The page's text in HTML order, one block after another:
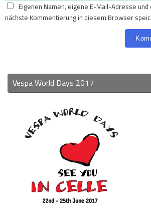
Eigenen Namen, eigene E-Mail-Adresse
nächste Kommentierung in diesem Browser
Vespa World Days 2017